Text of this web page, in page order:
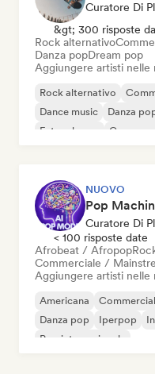
Curatore Di
&gt; 300 risposte
Rock alternativo
Danza popDream pop
Aggiungere artisti nelle
Rock alternativo
Dance music
Danza
Future house
Garage
NUOVO
Curatore Di
< 100 risposte date
Afrobeat / Afropop
Commerciale /
Aggiungere artisti nelle
Americana
Danza pop
Iperpop
Pop internazionale